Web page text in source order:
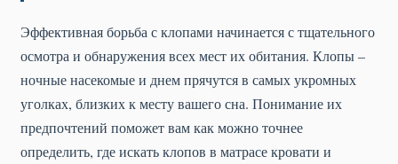
Эффективная борьба с клопами начинается с тщательного
осмотра и обнаружения всех мест их обитания. Клопы –
ночные насекомые и днем прячутся в самых укромных
уголках, близких к месту вашего сна. Понимание их
предпочтений поможет вам как можно точнее
определить, где искать клопов в матрасе кровати и